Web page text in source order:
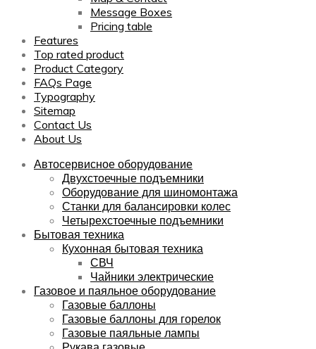
Message Boxes
Pricing table
Features
Top rated product
Product Category
FAQs Page
Typography
Sitemap
Contact Us
About Us
Автосервисное оборудование
Двухстоечные подъемники
Оборудование для шиномонтажа
Станки для балансировки колес
Четырехстоечные подъемники
Бытовая техника
Кухонная бытовая техника
СВЧ
Чайники электрические
Газовое и паяльное оборудование
Газовые баллоны
Газовые баллоны для горелок
Газовые паяльные лампы